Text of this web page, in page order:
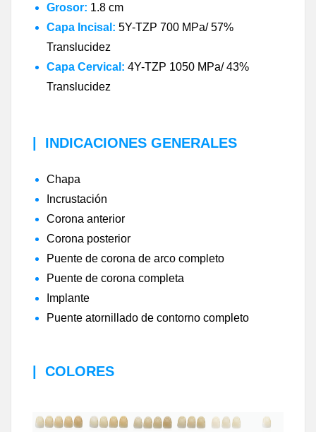
Grosor: 1.8 cm
Capa Incisal: 5Y-TZP 700 MPa/ 57%
Translucidez
Capa Cervical: 4Y-TZP 1050 MPa/ 43%
Translucidez
INDICACIONES GENERALES
Chapa
Incrustación
Corona anterior
Corona posterior
Puente de corona de arco completo
Puente de corona completa
Implante
Puente atornillado de contorno completo
COLORES